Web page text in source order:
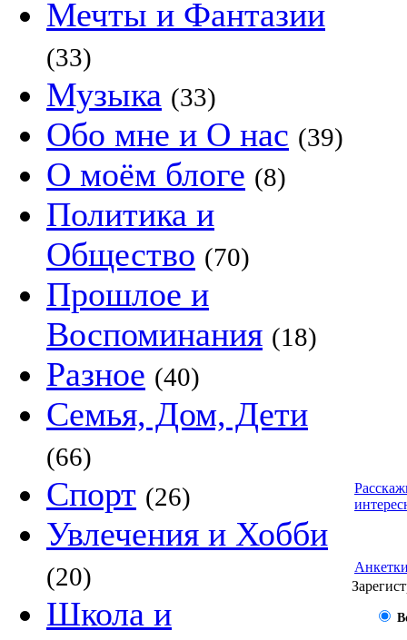
Мечты и Фантазии
(33)
Музыка (33)
Обо мне и О нас (39)
О моём блоге (8)
Политика и
Общество (70)
Прошлое и
Воспоминания (18)
Разное (40)
Семья, Дом, Дети
(66)
Спорт (26)
Увлечения и Хобби
(20)
Школа и